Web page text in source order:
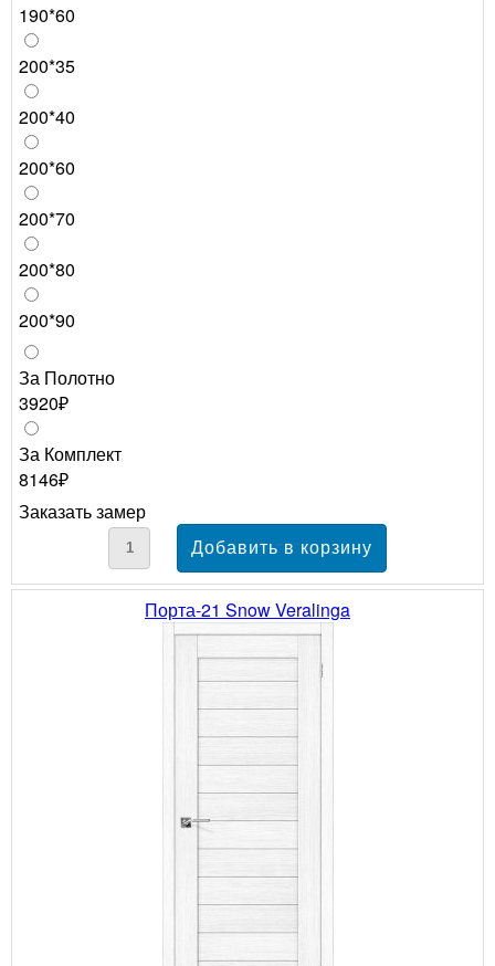
190*60
200*35
200*40
200*60
200*70
200*80
200*90
За Полотно
3920₽
За Комплект
8146₽
Заказать замер
Порта-21 Snow Veralinga